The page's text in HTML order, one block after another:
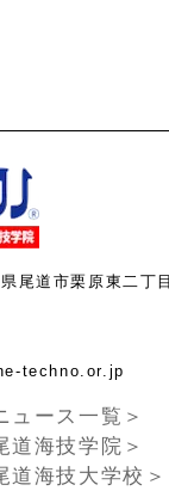
尾道市栗原東二丁
ュース一覧＞
道海技学院＞
道海技大学校＞